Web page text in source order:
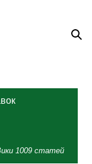
1009 статей